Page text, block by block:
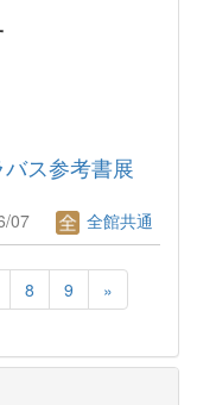
バス参考書展
07 全館共通
8 9 »